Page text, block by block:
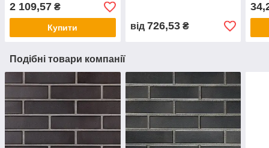
2 109,57 ₴
Купити від 726,53₴
Подібні товари компанії